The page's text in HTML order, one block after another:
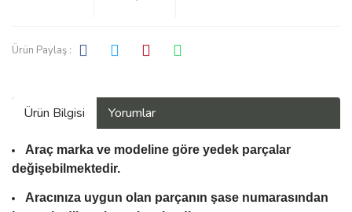
Ürün Paylaş :
Ürün Bilgisi Yorumlar
Araç marka ve modeline göre yedek parçalar
değişebilmektedir.
Aracınıza uygun olan parçanın şase numarasından